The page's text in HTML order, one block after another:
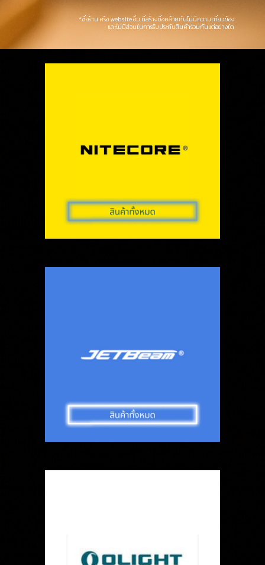
*ชื่อร้าน หรือ website อื่น ที่สร้างชื่อคล้ายกันไม่มีความเกี่ยวข้อง
และไม่มีส่วนในการรับประกันสินค้าร่วมกันแต่อย่างใด